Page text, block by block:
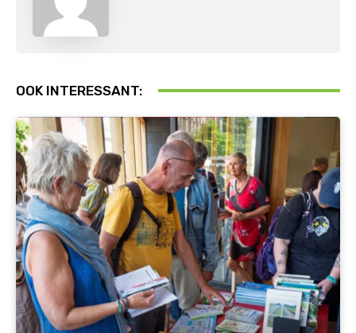
OOK INTERESSANT: